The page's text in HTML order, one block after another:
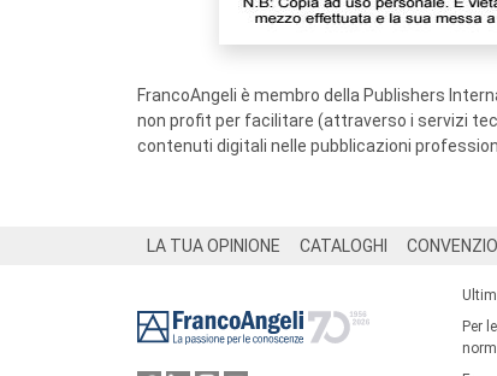
FrancoAngeli è membro della Publishers
non profit per facilitare (attraverso i servizi
contenuti digitali nelle pubblicazioni
LA TUA OPINIONE CATALOGHI
Per